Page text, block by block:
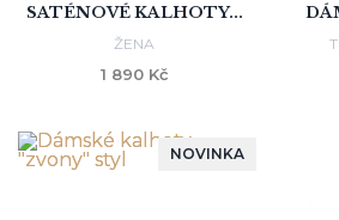
SATÉNOVÉ KALHOTY...
ŽENA
1 890 Kč
NOVINKA